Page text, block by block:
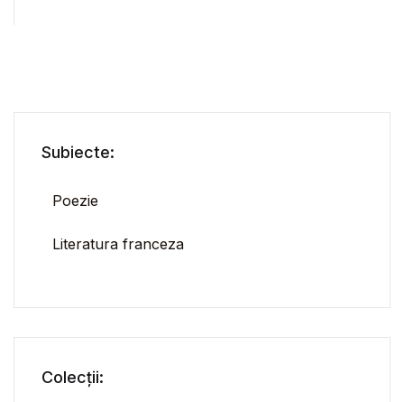
Subiecte:
Poezie
Literatura franceza
Colecții: